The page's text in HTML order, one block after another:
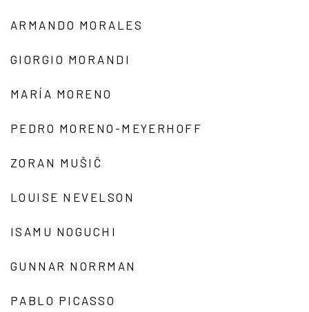
ARMANDO MORALES
GIORGIO MORANDI
MARÍA MORENO
PEDRO MORENO-MEYERHOFF
ZORAN MUŠIČ
LOUISE NEVELSON
ISAMU NOGUCHI
GUNNAR NORRMAN
PABLO PICASSO